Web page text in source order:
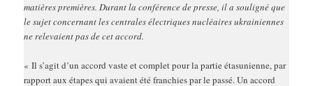
matières premières. Durant la conférence de presse, il a souligné que
le sujet concernant les centrales électriques nucléaires ukrainiennes
ne relevaient pas de cet accord.
« Il s’agit d’un accord vaste et complet pour la partie étasunienne, par
rapport aux étapes qui avaient été franchies par le passé. Un accord